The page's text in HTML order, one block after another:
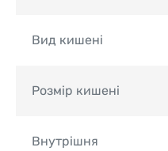
Вид кишені
Розмір кишені
Внутрішня